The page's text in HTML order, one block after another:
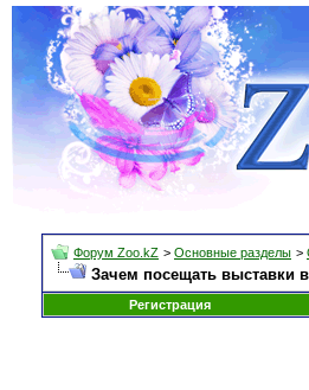
Форум Zoo.kZ > Основные разделы >
Зачем посещать выставки
Регистрация